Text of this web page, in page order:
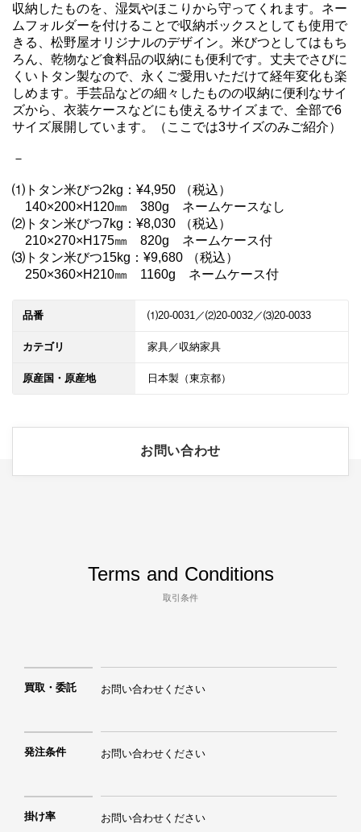
収納したものを、湿気やほこりから守ってくれます。ネー
ムフォルダーを付けることで収納ボックスとしても使用で
きる、松野屋オリジナルのデザイン。米びつとしてはもち
ろん、乾物など食料品の収納にも便利です。丈夫でさびに
くいトタン製なので、永くご愛用いただけて経年変化も楽
しめます。手芸品などの細々したものの収納に便利なサイ
ズから、衣装ケースなどにも使えるサイズまで、全部で6
サイズ展開しています。（ここでは3サイズのみご紹介）
－
⑴トタン米びつ2kg：¥4,950 （税込）
140×200×H120㎜　380g　ネームケースなし
⑵トタン米びつ7kg：¥8,030 （税込）
210×270×H175㎜　820g　ネームケース付
⑶トタン米びつ15kg：¥9,680 （税込）
品番 ⑴20-0031／⑵20-0032／⑶20-0033
カテゴリ 家具／収納家具
原産国・原産地 日本製（東京都）
お問い合わせ
Terms and Conditions
取引条件
買取・委託 お問い合わせください
発注条件 お問い合わせください
掛け率 お問い合わせください